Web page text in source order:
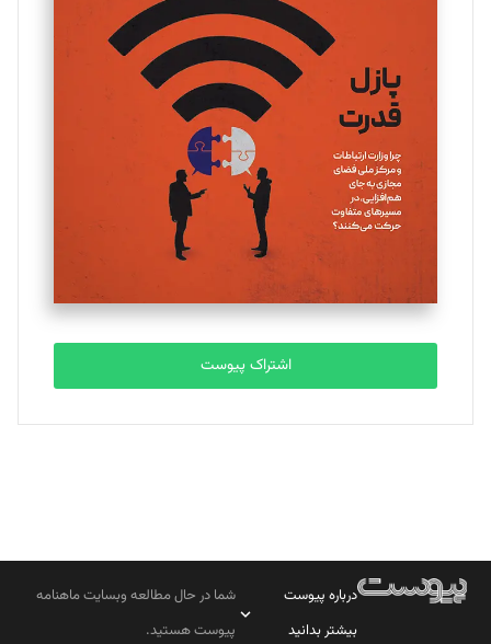
اشتراک پیوست
درباره پیوست
بیشتر بدانید
شما در حال مطالعه وبسایت ماهنامه
پیوست هستید.